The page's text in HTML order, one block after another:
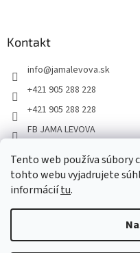
Tento web používa súbory
tohto webu vyjadrujete
informáciítu.
Vážení zákazníci, z dôvodu
Kontakt
info@jamalevova.sk
+421 905 288 228
+421 905 288 228
FB JAMA LEVOVA
JamaLevova
+421905288228